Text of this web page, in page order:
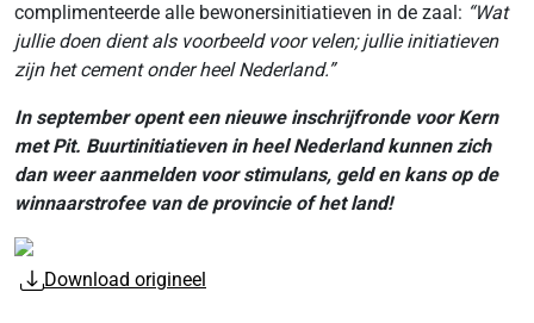
complimenteerde alle bewonersinitiatieven in de zaal: “Wat
jullie doen dient als voorbeeld voor velen; jullie initiatieven
zijn het cement onder heel Nederland.”
In september opent een nieuwe inschrijfronde voor Kern
met Pit. Buurtinitiatieven in heel Nederland kunnen zich
dan weer aanmelden voor stimulans, geld en kans op de
winnaarstrofee van de provincie of het land!
Download origineel